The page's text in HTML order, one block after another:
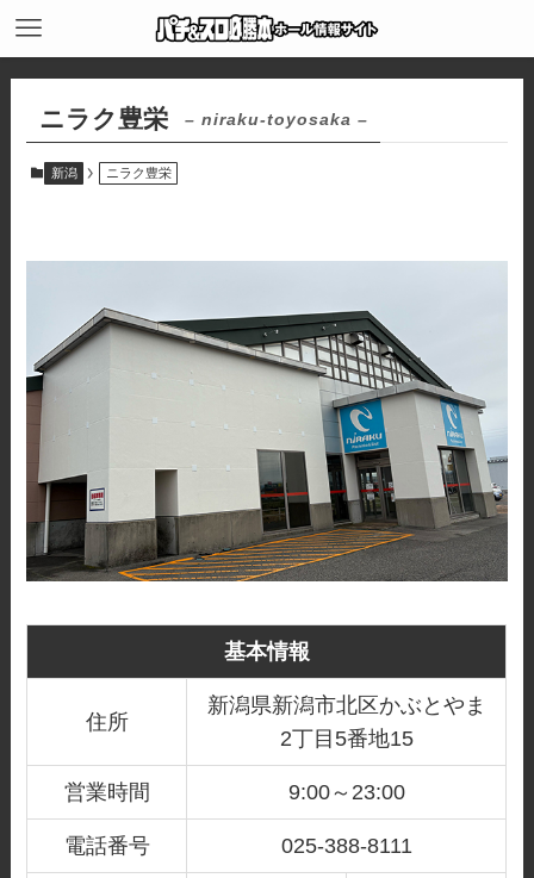
ニラク豊栄 – niraku-toyosaka –
新潟 ニラク豊栄
基本情報
住所
新潟県新潟市北区かぶとやま
2丁目5番地15
営業時間 9:00～23:00
電話番号 025-388-8111